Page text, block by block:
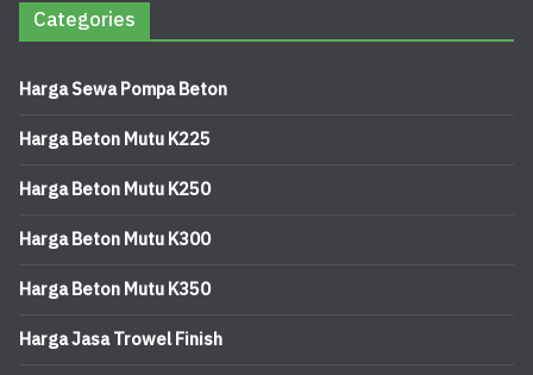
Categories
Harga Sewa Pompa Beton
Harga Beton Mutu K225
Harga Beton Mutu K250
Harga Beton Mutu K300
Harga Beton Mutu K350
Harga Jasa Trowel Finish